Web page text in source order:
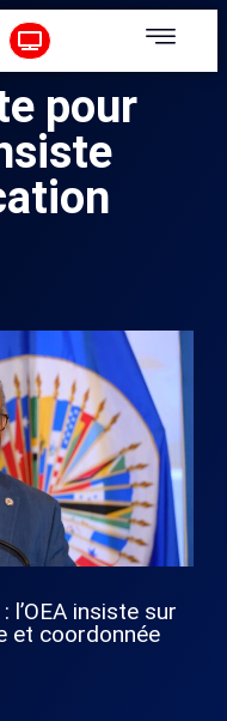
pour
l’OEA insiste sur
et coordonnée